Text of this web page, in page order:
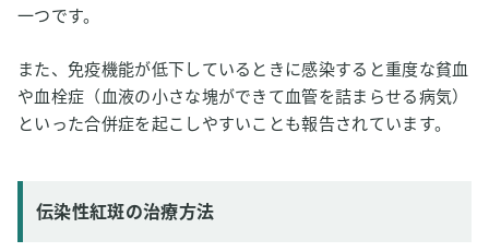
一つです。
また、免疫機能が低下しているときに感染すると重度な貧血
や血栓症（血液の小さな塊ができて血管を詰まらせる病気）
といった合併症を起こしやすいことも報告されています。
伝染性紅斑の治療方法